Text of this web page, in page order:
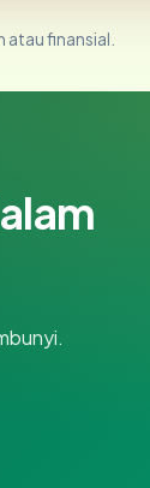
atau finansial.